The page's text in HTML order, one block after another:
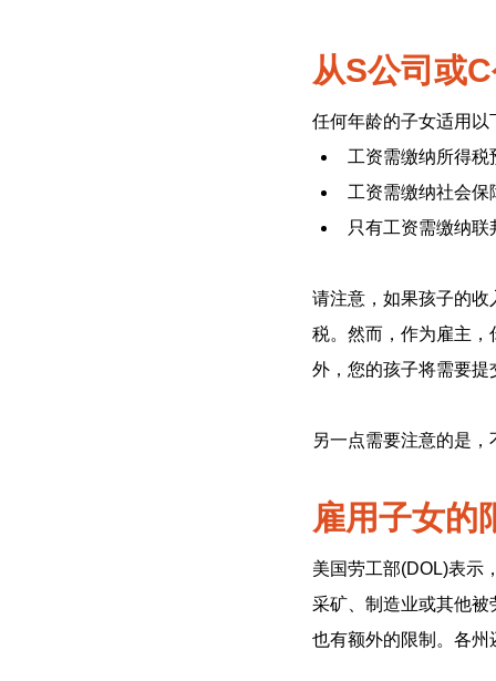
从S公司或
任何年龄的子女适用以
工资需缴纳所得税
工资需缴纳社会
只有工资需缴纳联
请注意，如果孩子的
税。然而，作为雇主
外，您的孩子将需要
另一点需要注意的是
雇用子女的
美国劳工部(DOL)表示
采矿、制造业或其他
也有额外的限制。各